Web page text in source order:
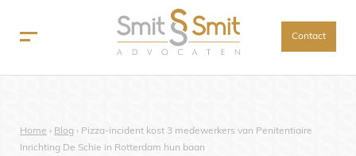
Contact
Home › Blog › Pizza-incident kost 3 medewerkers van Penitentiaire
Inrichting De Schie in Rotterdam hun baan